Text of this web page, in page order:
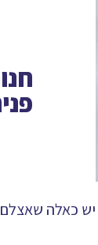
כאלה שאצלם